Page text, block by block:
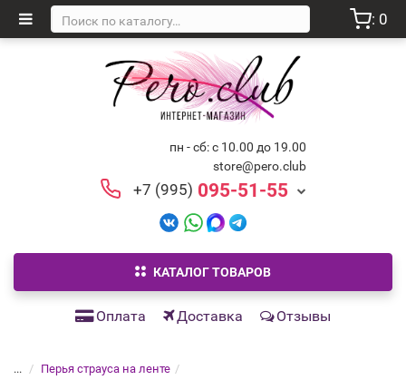
: 0
пн - сб: с 10.00 до 19.00
store@pero.club
+7 (995) 095-51-55
КАТАЛОГ ТОВАРОВ
Оплата Доставка Отзывы
...
Перья страуса на ленте